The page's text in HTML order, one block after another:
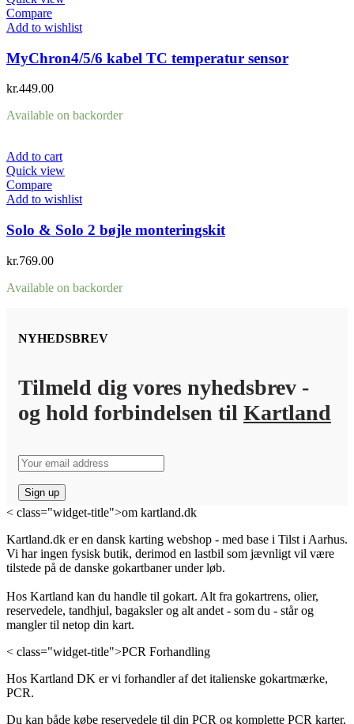
Compare
Add to wishlist
MyChron4/5/6 kabel TC temperatur sensor
kr.449.00
Available on backorder
Add to cart
Quick view
Compare
Add to wishlist
Solo & Solo 2 bøjle monteringskit
kr.769.00
Available on backorder
NYHEDSBREV
Tilmeld dig vores nyhedsbrev -
og hold forbindelsen til Kartland
< class="widget-title">om kartland.dk
Kartland.dk er en dansk karting webshop - med base i Tilst i Aarhus.
Vi har ingen fysisk butik, derimod en lastbil som jævnligt vil være
tilstede på de danske gokartbaner under løb.
Hos Kartland kan du handle til gokart. Alt fra gokartrens, olier,
reservedele, tandhjul, bagaksler og alt andet - som du - står og
mangler til netop din kart.
< class="widget-title">PCR Forhandling
Hos Kartland DK er vi forhandler af det italienske gokartmærke,
PCR.
Du kan både købe reservedele til din PCR og komplette PCR karter.